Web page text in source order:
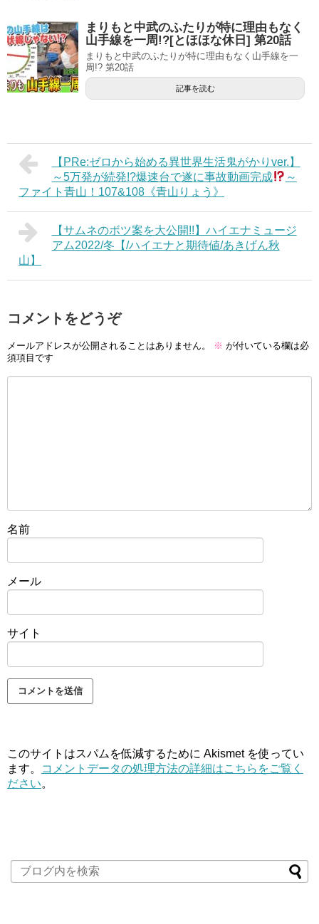
まりもと中武のふたりが特に理由もなく
山手線を一周!?[とほほな休日] 第20話
まりもと中武のふたりが特に理由もなく山手線を一
周!? 第20話
記事を読む
【PRe:ゼロから始める異世界生活鬼がかりver.】
～5万発が続発!?爆速台で遂に事故動画完成
～
ファイト青山！107&108《青山りょう》
【サムネのボツ案を大公開!!】ハイエナミュージ
アム2022/冬【/ハイエナと期待値/あきげん秋
山】
コメントをどうぞ
メールアドレスが公開されることはありません。 ※ が付いている欄は必
須項目です
名前
メール
サイト
このサイトはスパムを低減するために Akismet を使ってい
ます。
コメントデータの処理方法の詳細はこちらをご覧く
ださい。